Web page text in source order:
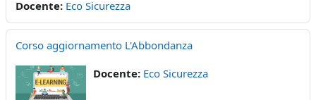
Docente: Eco Sicurezza
Corso aggiornamento L'Abbondanza
Docente: Eco Sicurezza